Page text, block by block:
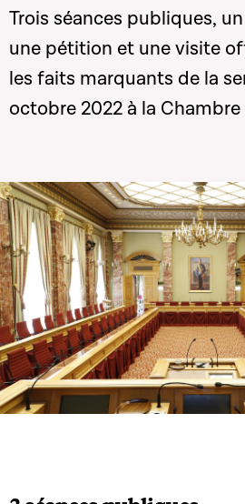
Trois séances publiques,
une pétition et une visite
les faits marquants de la
octobre 2022 à la